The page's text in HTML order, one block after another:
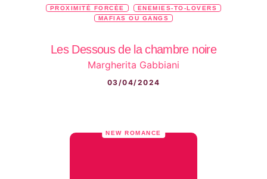
PROXIMITÉ FORCÉE
ENEMIES-TO-LOVERS
MAFIAS OU GANGS
Les Dessous de la chambre noire
Margherita Gabbiani
03/04/2024
NEW ROMANCE